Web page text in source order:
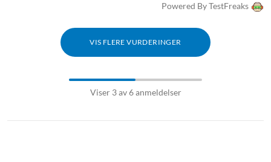
Powered By TestFreaks
VIS FLERE VURDERINGER
Viser 3 av 6 anmeldelser